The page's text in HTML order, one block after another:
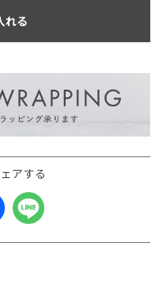
れる
アする